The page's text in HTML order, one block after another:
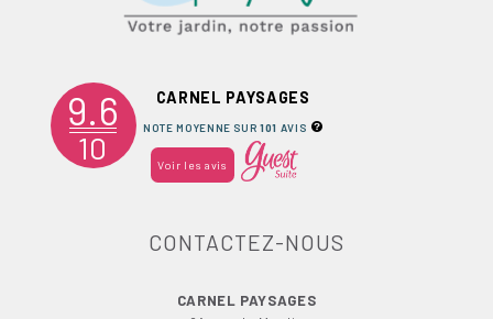
9.6
10
CARNEL PAYSAGES
NOTE MOYENNE SUR101 AVIS
Voir les avis
CONTACTEZ-NOUS
CARNEL PAYSAGES